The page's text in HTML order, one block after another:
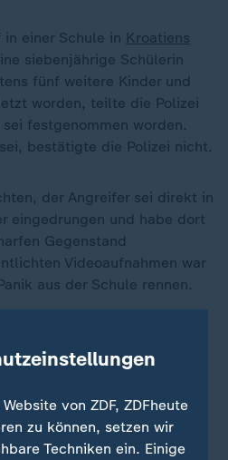
einer Schule in Kroatiens
siebenjährige Schülerin
fünf weitere Kinder und
worden, teilte die Polizei
festgenommen worden.
bestätigte die Polizei nicht.
der Angreifer sei direkt in
eingedrungen und habe dort
Gegenstand
Videoaufnahmen war
aus der Schule rennen.
"entsetzt"
im Stadtteil Precko
Einige Gruppen von
gebracht und Eltern
von der Schule
von ZDF, ZDFheute
zu können, setzen wir
Techniken ein. Einige